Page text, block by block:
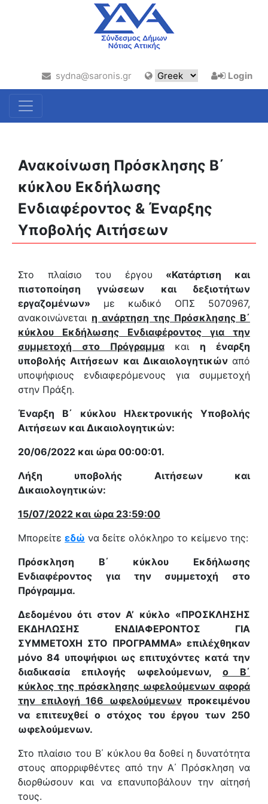
sydna@saronis.gr Login
Ανακοίνωση Πρόσκλησης Β΄
κύκλου Εκδήλωσης
Ενδιαφέροντος & Έναρξης
Υποβολής Αιτήσεων
Στο πλαίσιο του έργου «Κατάρτιση και
πιστοποίηση γνώσεων και δεξιοτήτων
εργαζομένων» με κωδικό ΟΠΣ 5070967,
ανακοινώνεται η ανάρτηση της Πρόσκλησης Β΄
κύκλου Εκδήλωσης Ενδιαφέροντος για την
συμμετοχή στο Πρόγραμμακαι η έναρξη
υποβολής Αιτήσεων και Δικαιολογητικών από
υποψήφιους ενδιαφερόμενους για συμμετοχή
στην Πράξη.
Έναρξη Β΄ κύκλου Ηλεκτρονικής Υποβολής
Αιτήσεων και Δικαιολογητικών:
20/06/2022 και ώρα 00:00:01.
Λήξη υποβολής Αιτήσεων και
Δικαιολογητικών:
15/07/2022 και ώρα 23:59:00
Μπορείτε εδώ να δείτε ολόκληρο το κείμενο της:
Πρόσκληση Β΄ κύκλου Εκδήλωσης
Ενδιαφέροντος για την συμμετοχή στο
Πρόγραμμα.
Δεδομένου ότι στον Α’ κύκλο «ΠΡΟΣΚΛΗΣΗΣ
ΕΚΔΗΛΩΣΗΣ ΕΝΔΙΑΦΕΡΟΝΤΟΣ ΓΙΑ
ΣΥΜΜΕΤΟΧΗ ΣΤΟ ΠΡΟΓΡΑΜΜΑ» επιλέχθηκαν
μόνο 84 υποψήφιοι ως επιτυχόντες κατά την
διαδικασία επιλογής ωφελούμενων, ο Β΄
κύκλος της πρόσκλησης ωφελούμενων αφορά
την επιλογή 166 ωφελούμενωνπροκειμένου
να επιτευχθεί ο στόχος του έργου των 250
ωφελούμενων.
Στο πλαίσιο του Β΄ κύκλου θα δοθεί η δυνατότητα
στους απορριφθέντες από την Α΄ Πρόσκληση να
διορθώσουν και να επανυποβάλουν την αίτησή
τους.